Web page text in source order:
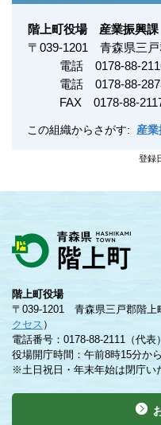
階上町役場 産業振興
〒 039-1201
青森県三
電話 0178-88-
電話 0178-88-
FAX 0178-88-
この組織からさがす: 産
登録
階上町役場
〒039-1201 青森県三戸郡階上
クセス ）
電話番号：0178-88-2111（代表
役場開庁時間：午前8時15分か
※土日祝日・年末年始は閉庁い